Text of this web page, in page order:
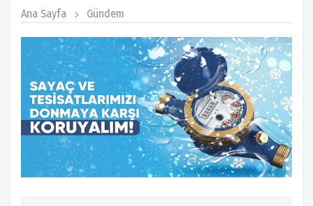
Ana Sayfa Gündem